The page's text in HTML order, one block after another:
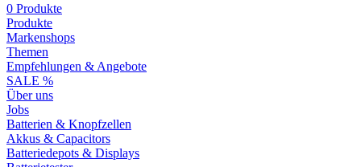
0 Produkte
Produkte
Markenshops
Themen
Empfehlungen & Angebote
SALE %
Über uns
Jobs
Batterien & Knopfzellen
Akkus & Capacitors
Batteriedepots & Displays